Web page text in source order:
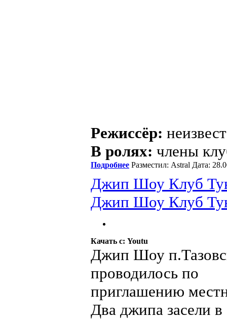
Режиссёр:
В ролях: члены
Подробнее Разместил: Astral Дата:
Джип Шоу Клуб
Джип Шоу Клуб
Качать с: Youtu
Джип Шоу
проводилось по
приглашению
Два джипа засели